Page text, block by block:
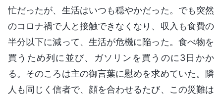
忙だったが、生活はいつも穏やかだった。でも突然
のコロナ禍で人と接触できなくなり、収入も食費の
半分以下に減って、生活が危機に陥った。食べ物を
買うため列に並び、ガソリンを買うのに3日かか
る。そのころは主の御言葉に慰めを求めていた。隣
人も同じく信者で、顔を合わせるたび、この災難は